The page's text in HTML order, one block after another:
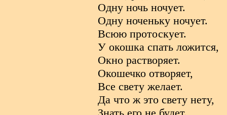
Одну ночь ночует.
Одну ноченьку ночует.
Всюю протоскует.
У окошка спать ложится,
Окно растворяет.
Окошечко отворяет,
Все свету желает.
Да что ж это свету нету,